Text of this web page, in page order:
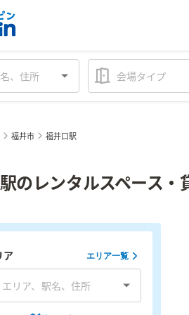
会場タイプ
福井市 福井口駅
のレンタルスペース・
ア エリア一覧